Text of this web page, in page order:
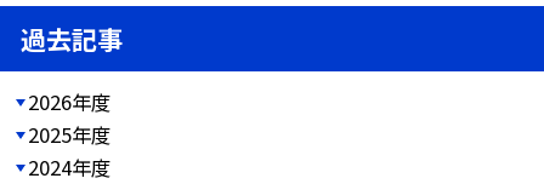
過去記事
2026年度
2025年度
2024年度